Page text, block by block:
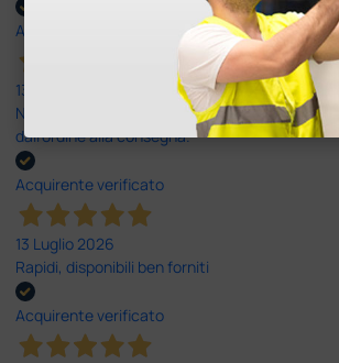
Acquirente verificato
13 Luglio 2026
Nulla da eccepire. Tutto estremamente
dall’ordine alla consegna.
Acquirente verificato
13 Luglio 2026
Rapidi, disponibili ben forniti
Acquirente verificato